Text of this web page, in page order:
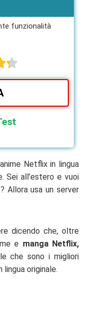
funzionalità​

Netflixin lingua
Sei all’estero e vuoi
? Allora usa un server
dicendo che, oltre
e manga Netflix,
che sono i migliori
lingua originale.